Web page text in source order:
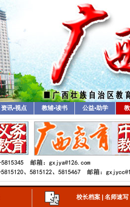
资讯•视点 教辅•读书 公益•助学
校长档案 名师速写